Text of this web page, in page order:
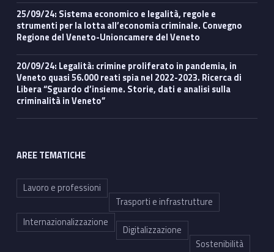
25/09/24: Sistema economico e legalità, regole e
strumenti per la lotta all’economia criminale. Convegno
Regione del Veneto-Unioncamere del Veneto
20/09/24: Legalità: crimine proliferato in pandemia, in
Veneto quasi 56.000 reati spia nel 2022-2023. Ricerca di
Libera “Sguardo d’insieme. Storie, dati e analisi sulla
criminalità in Veneto”
AREE TEMATICHE
Lavoro e professioni
Trasporti e infrastrutture
Internazionalizzazione
Digitalizzazione
Sostenibilità